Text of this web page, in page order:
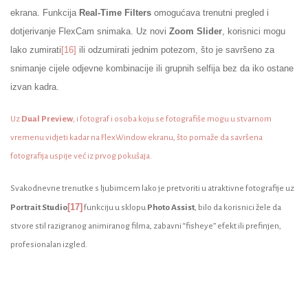
ekrana. Funkcija Real-Time Filters omogućava trenutni pregled i
dotjerivanje FlexCam snimaka. Uz novi Zoom Slider , korisnici mogu
lako zumirati[16] ili odzumirati jednim potezom, što je savršeno za
snimanje cijele odjevne kombinacije ili grupnih selfija bez da iko ostane
izvan kadra.
Uz Dual Preview , i fotograf i osoba koju se fotografiše mogu u stvarnom
vremenu vidjeti kadar na FlexWindow ekranu, što pomaže da savršena
fotografija uspije već iz prvog pokušaja.
Svakodnevne trenutke s ljubimcem lako je pretvoriti u atraktivne fotografije uz
Portrait Studio[17]funkciju u sklopu Photo Assist, bilo da korisnici žele da
stvore stil razigranog animiranog filma, zabavni “fisheye” efekt ili prefinjen,
profesionalan izgled.